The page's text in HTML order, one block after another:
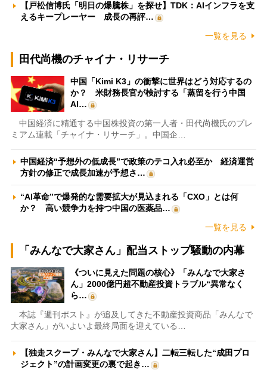
【戸松信博氏「明日の爆騰株」を探せ】TDK：AIインフラを支
えるキープレーヤー 成長の再評…
一覧を見る
田代尚機のチャイナ・リサーチ
中国「Kimi K3」の衝撃に世界はどう対応するの
か？ 米財務長官が検討する「蒸留を行う中国
AI…
中国経済に精通する中国株投資の第一人者・田代尚機氏のプレ
ミアム連載「チャイナ・リサーチ」。中国企…
中国経済“予想外の低成長”で政策のテコ入れ必至か 経済運営
方針の修正で成長加速が予想さ…
“AI革命”で爆発的な需要拡大が見込まれる「CXO」とは何
か？ 高い競争力を持つ中国の医薬品…
一覧を見る
「みんなで大家さん」配当ストップ騒動の内幕
《ついに見えた問題の核心》「みんなで大家さ
ん」2000億円超不動産投資トラブル“異常なく
ら…
本誌『週刊ポスト』が追及してきた不動産投資商品「みんなで
大家さん」がいよいよ最終局面を迎えている…
【独走スクープ・みんなで大家さん】二転三転した“成田プロ
ジェクト”の計画変更の裏で起き…